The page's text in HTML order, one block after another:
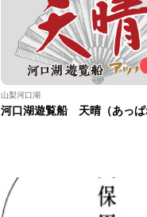
山梨河口湖
河口湖遊覧船 天晴（あっぱ